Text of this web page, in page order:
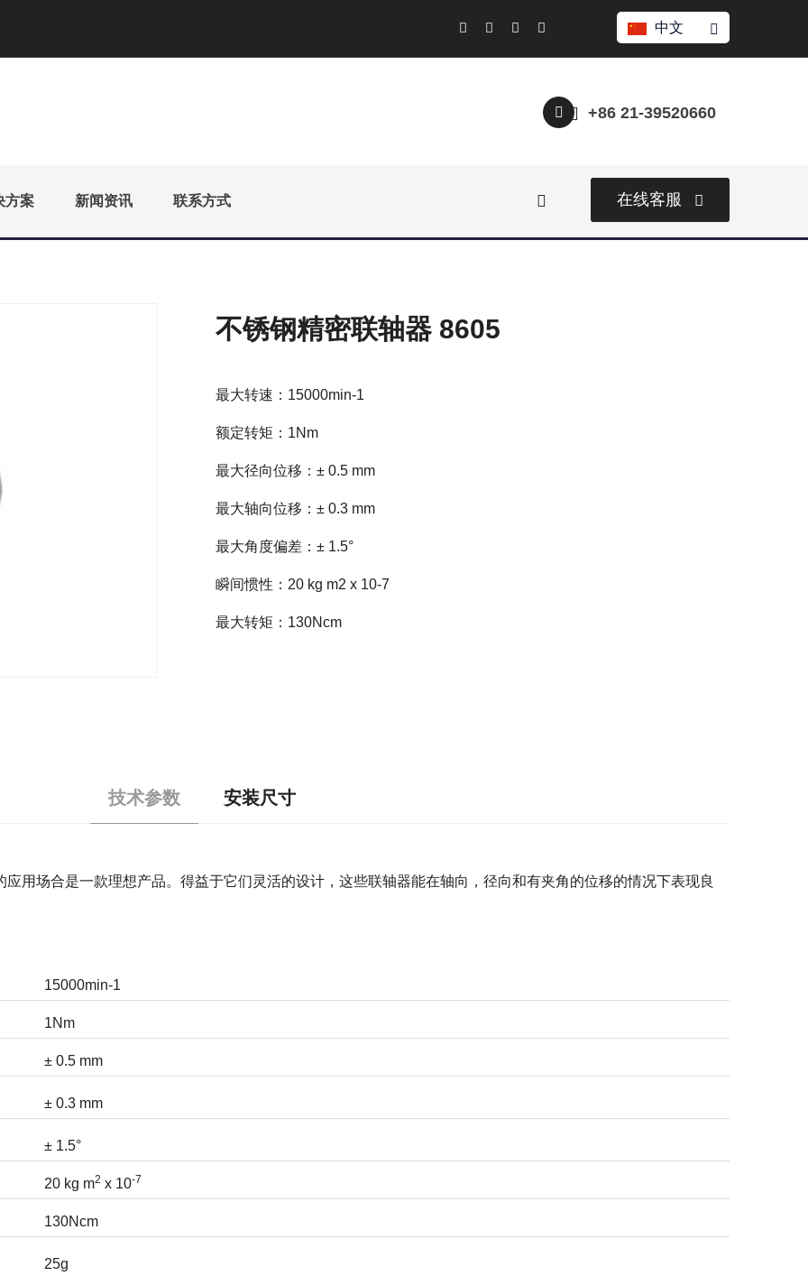
中文
+86 21-39520660
方案 新闻资讯 联系方式 在线客服
不锈钢精密联轴器 8605
最大转速：15000min-1
额定转矩：1Nm
最大径向位移：± 0.5 mm
最大轴向位移：± 0.3 mm
最大角度偏差：± 1.5°
瞬间惯性：20 kg m2 x 10-7
最大转矩：130Ncm
技术参数 安装尺寸
用场合是一款理想产品。得益于它们灵活的设计，这些联轴器能在轴向，径向和有夹角的位移的情况下表现良
15000min-1
1Nm
± 0.5 mm
± 0.3 mm
± 1.5°
20 kg m2 x 10-7
130Ncm
25g